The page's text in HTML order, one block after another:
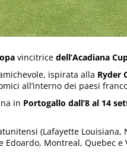
vincitrice dell’Acadiana
ispirata alla Ryder
all’interno dei paesi
in Portogallo dall’8 al 14
(Lafayette
Edoardo, Montreal, Quebec e